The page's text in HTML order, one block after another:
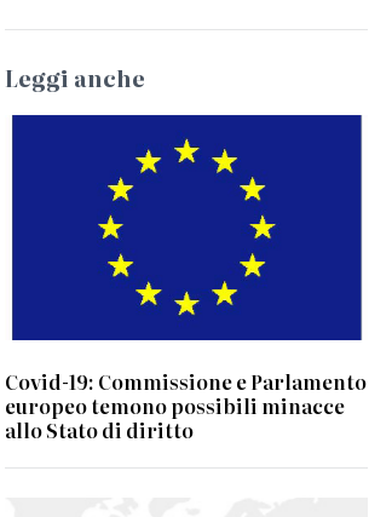
Leggi anche
Covid-19: Commissione e Parlamento
europeo temono possibili minacce
allo Stato di diritto